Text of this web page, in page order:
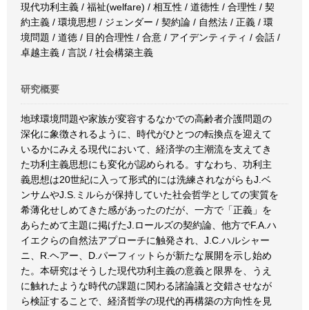
現代功利主義 / 福祉(welfare) / 相互性 / 道徳性 / 合理性 / 契
約主義 / 環境思想 / ジェンダー / 契約論 / 自然法 / 正義 / 環
境問題 / 道徳 / 目的合理性 / 合意 / アイデンティティ / 会話 /
卓越主義 / 言説 / 社会構築主義
研究概要
地球環境問題や家族が変容するなかでの高齢者介護問題の
深化に象徴されるように、時代がひとつの転換点を迎えて
いるかにみえる現代において、経済学の主潮流を支えてき
た功利主義思想にも変化が認められる。すなわち、功利主
義思想は20世紀に入って形式的には洗練されながらもJ.ベ
ンサムやJ.S.ミルらが保持していた社会哲学としての実質を
希薄化せしめてきた感があったのだが、一方で「正義」を
あらためて主題に掲げたJ.ロールズの契約論、他方でF.A.ハ
イエクらの自然法アプローチに触発され、J.C.ハルシャー
ニ、R.ヘアー、D.パーフィットらが新たな展開を示し始め
た。本研究はそうした現代功利主義の意義と限界を、うえ
に触れたような時代の課題に関わる諸論議と交錯させなが
ら検証することで、経済哲学の現代的再構築の方向性を見